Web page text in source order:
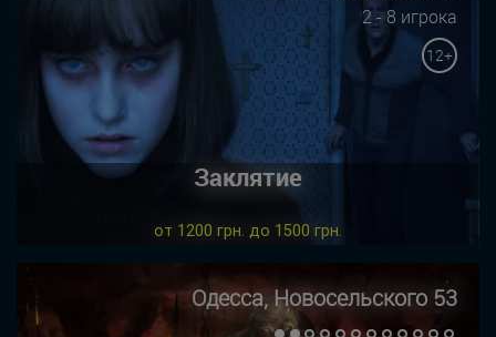
2 - 8 игрока
12+
Заклятие
от 1200 грн. до 1500 грн.
Одесса, Новосельского 53